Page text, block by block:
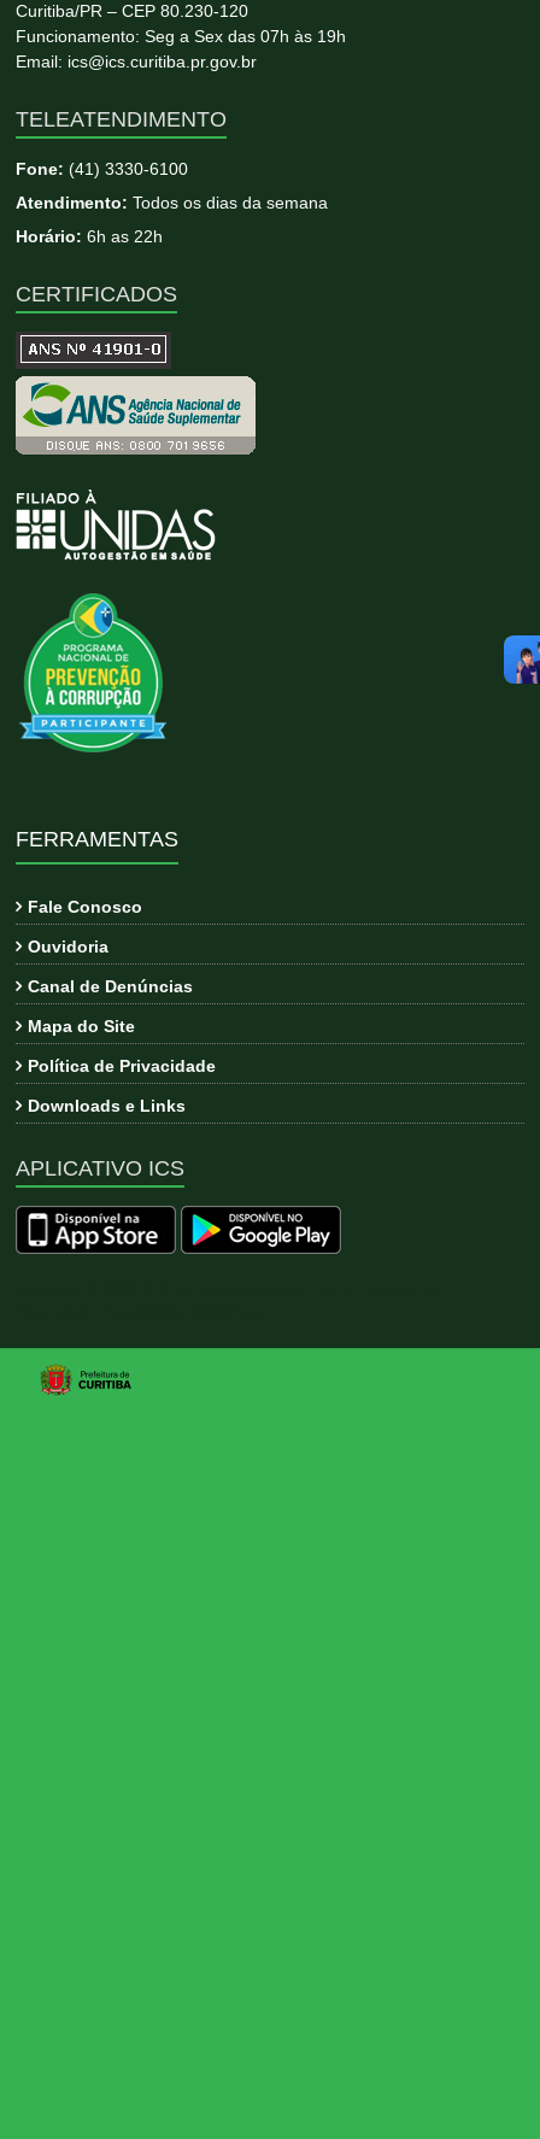
Curitiba/PR – CEP 80.230-120
Funcionamento: Seg a Sex das 07h às 19h
Email: ics@ics.curitiba.pr.gov.br
TELEATENDIMENTO
Fone:(41) 3330-6100
Atendimento: Todos os dias da semana
Horário: 6h as 22h
CERTIFICADOS
FERRAMENTAS
Fale Conosco
Ouvidoria
Canal de Denúncias
Mapa do Site
Política de Privacidade
Downloads e Links
APLICATIVO ICS